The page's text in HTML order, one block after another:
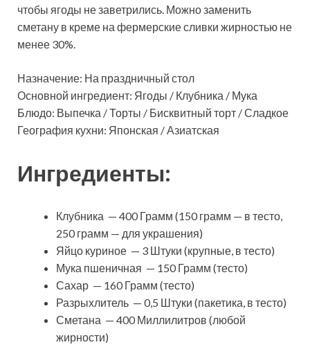
чтобы ягоды не заветрились. Можно заменить
сметану в креме на фермерские сливки жирностью не
менее 30%.
Назначение: На праздничный стол
Основной ингредиент: Ягоды / Клубника / Мука
Блюдо: Выпечка / Торты / Бисквитный торт / Сладкое
География кухни: Японская / Азиатская
Ингредиенты:
Клубника — 400 Грамм (150 грамм — в тесто,
250 грамм — для украшения)
Яйцо куриное — 3 Штуки (крупные, в тесто)
Мука пшеничная — 150 Грамм (тесто)
Сахар — 160 Грамм (тесто)
Разрыхлитель — 0,5 Штуки (пакетика, в тесто)
Сметана — 400 Миллилитров (любой
жирности)